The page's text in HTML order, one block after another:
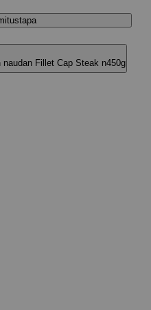
Fillet Cap Steak n450g